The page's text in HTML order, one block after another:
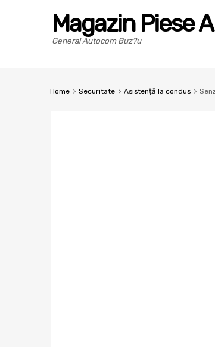
Magazin Piese
General Autocom Buz?u
Home Securitate Asistență la condus